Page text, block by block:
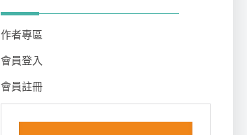
作者專區
會員登入
會員註冊